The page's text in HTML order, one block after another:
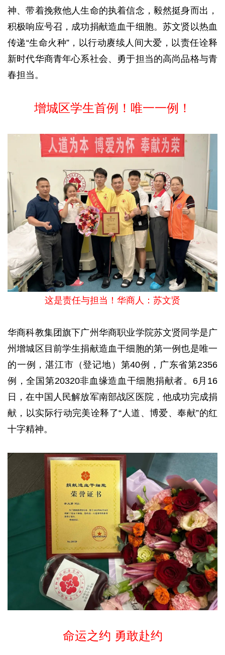
神、带着挽救他人生命的执着信念，毅然挺身而出，
积极响应号召，成功捐献造血干细胞。苏文贤以热血
传递“生命火种”，以行动赓续人间大爱，以责任诠释
新时代华商青年心系社会、勇于担当的高尚品格与青
春担当。
增城区学生首例！唯一一例！
这是责任与担当！华商人：苏文贤
华商科教集团旗下广州华商职业学院苏文贤同学是广
州增城区目前学生捐献造血干细胞的第一例也是唯一
的一例，湛江市（登记地）第40例，广东省第2356
例，全国第20320非血缘造血干细胞捐献者。6月16
日，在中国人民解放军南部战区医院，他成功完成捐
献，以实际行动完美诠释了“人道、博爱、奉献”的红
十字精神。
命运之约 勇敢赴约